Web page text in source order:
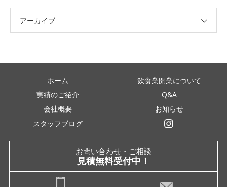
アーカイブ
ホーム
飲食業開業について
実績のご紹介
Q&A
会社概要
お知らせ
スタッフブログ
お問い合わせ・ご相談
見積無料受付中！